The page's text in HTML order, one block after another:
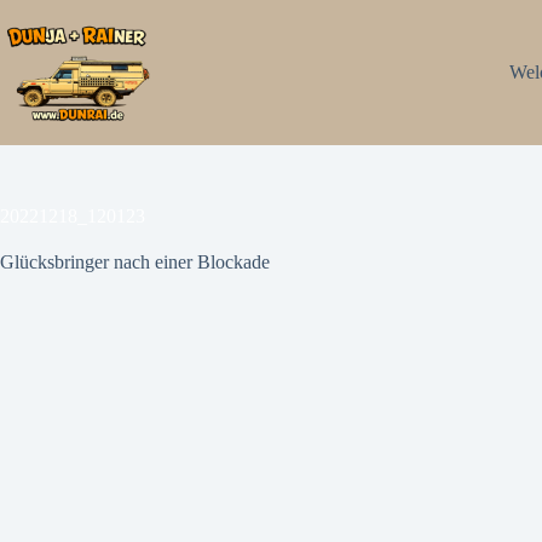
Inhalt
springen
Glücksbringer nach einer Blockade